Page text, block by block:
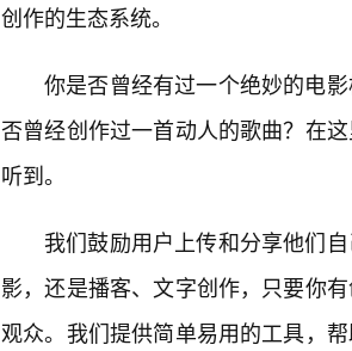
创作的生态系统。
你是否曾经有过一个绝妙的电
否曾经创作过一首动人的歌曲？在
听到。
我们鼓励用户上传和分享他们
影，还是播客、文字创作，只要你
观众。我们提供简单易用的工具，